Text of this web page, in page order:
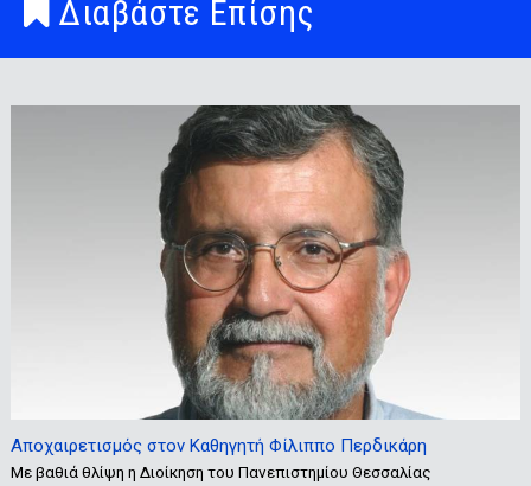
Διαβάστε Επίσης
Αποχαιρετισμός στον Καθηγητή Φίλιππο Περδικάρη
Με βαθιά θλίψη η Διοίκηση του Πανεπιστημίου Θεσσαλίας